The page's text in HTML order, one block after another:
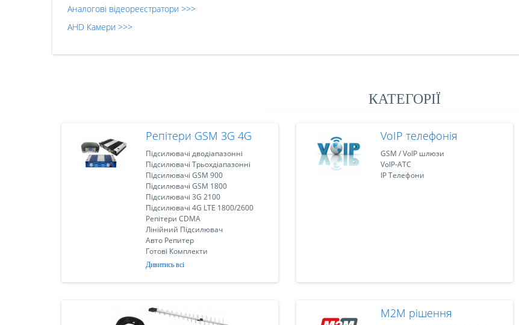
Аналогові відеореєстратори >>>
AHD Камери >>>
КАТЕГОРІЇ
Репітери GSM 3G 4G
Підсилювачі дводіапазонні
Підсилювачі Трьохдіапазонні
Підсилювачі GSM 900
Підсилювачі GSM 1800
Підсилювачі 3G 2100
Підсилювачі 4G LTE 1800/2600
Репітери CDMA
Лінійний Підсилювач
Авто Репитер
Готові Комплекти
Дивитись всі
VoIP телефонія
GSM / VoIP шлюзи
VoIP-АТС
IP Телефони
M2M рішення